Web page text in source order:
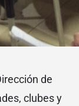
de
clubes y